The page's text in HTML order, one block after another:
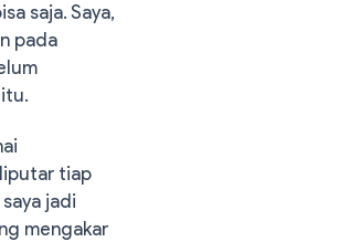
saja. Saya,
pada
tiap
jadi
mengakar